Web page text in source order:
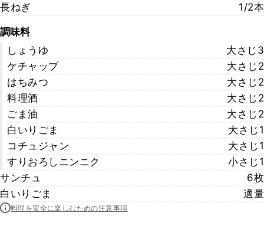
長ねぎ
1/2本
調味料
しょうゆ
大さじ3
ケチャップ
大さじ2
はちみつ
大さじ2
料理酒
大さじ2
ごま油
大さじ2
白いりごま
大さじ1
コチュジャン
大さじ1
すりおろしニンニク
小さじ1
サンチュ
6枚
白いりごま
適量
料理を安全に楽しむための注意事項